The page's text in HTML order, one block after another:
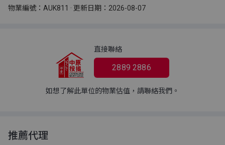
物業編號：AUK811 · 更新日期：2026-08-07
直接聯絡
2889 2886
如想了解此單位的物業估值，請聯絡我們。
推薦代理